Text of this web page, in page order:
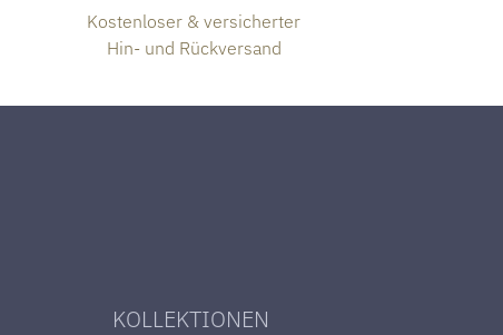
Kostenloser & versicherter
Hin- und Rückversand
KOLLEKTIONEN